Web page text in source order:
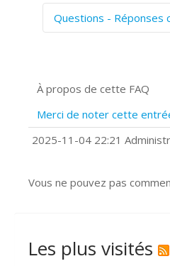
Questions - Réponses
Prise de vue 360°
?
Comment installer
À propos de cette FAQ
Merci de noter cette
2025-11-04 22:21
Vous ne pouvez pas
Les plus visités